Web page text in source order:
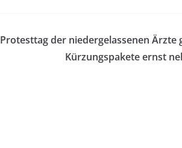
Protesttag der niedergelassenen Ärzte
Kürzungspakete ernst